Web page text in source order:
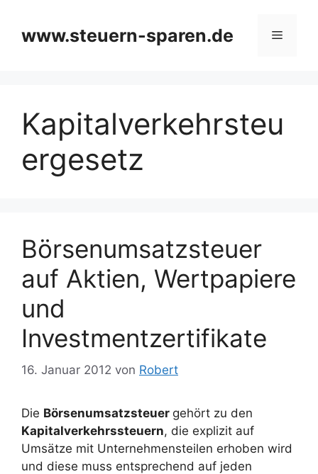
springen
www.steuern-sparen.de Menü
Kapitalverkehrsteu
ergesetz
Börsenumsatzsteuer
auf Aktien, Wertpapiere
und
Investmentzertifikate
16. Januar 2012 von Robert
Die Börsenumsatzsteuer gehört zu den
Kapitalverkehrssteuern, die explizit auf
Umsätze mit Unternehmensteilen erhoben wird
und diese muss entsprechend auf jeden